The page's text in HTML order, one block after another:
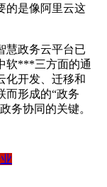
的是像阿里云这
慧政务云平台已
软***三方面的通
化开发、迁移和
而形成的“政务
务协同的关键。